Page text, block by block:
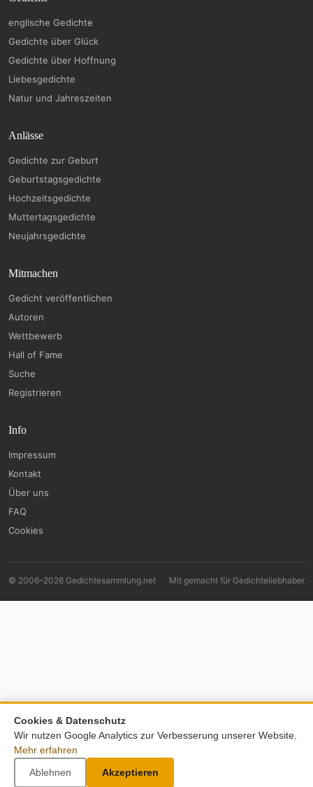
englische Gedichte
Gedichte über Glück
Gedichte über Hoffnung
Liebesgedichte
Natur und Jahreszeiten
Anlässe
Gedichte zur Geburt
Geburtstagsgedichte
Hochzeitsgedichte
Muttertagsgedichte
Neujahrsgedichte
Mitmachen
Gedicht veröffentlichen
Autoren
Wettbewerb
Hall of Fame
Suche
Registrieren
Info
Impressum
Kontakt
Über uns
FAQ
Cookies
© 2006–2026 Gedichtesammlung.net Mit gemacht für Gedichteliebhaber
Cookies & Datenschutz
Wir nutzen Google Analytics zur Verbesserung unserer Website.
Mehr erfahren
Ablehnen
Akzeptieren